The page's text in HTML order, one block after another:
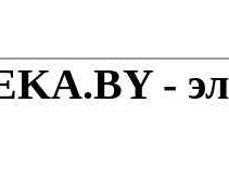
-